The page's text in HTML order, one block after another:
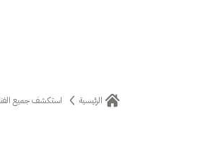
الرئيسية استكشف جميع